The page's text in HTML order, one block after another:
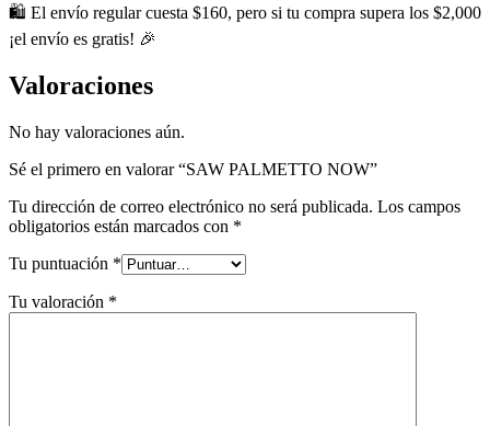
🛍️ El envío regular cuesta $160, pero si tu compra supera los $2,000
¡el envío es gratis! 🎉
Valoraciones
No hay valoraciones aún.
Sé el primero en valorar “SAW PALMETTO NOW”
Tu dirección de correo electrónico no será publicada. Los campos
obligatorios están marcados con *
Tu puntuación *
Tu valoración *